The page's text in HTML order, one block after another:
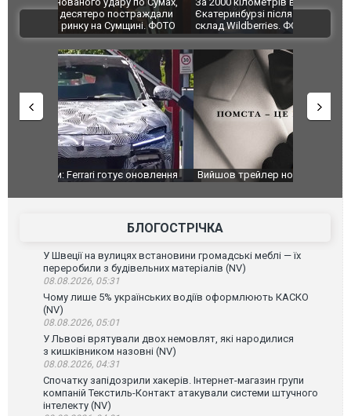
Єкатеринбурзі після атаки дронів загорівся
склад Wildberries. ФОТО. ВІДЕО
ВІДЕО
Вийшов трейлер нової екранізації легендарного
БЛОГОСТРІЧКА
У Швеції на вулицях встановини громадські меблі — їх
переробили з будівельних матеріалів (NV)
08.08.2026, 05:31
Чому лише 5% українських водіїв оформлюють КАСКО
(NV)
08.08.2026, 05:01
У Львові врятували двох немовлят, які народилися
з кишківником назовні (NV)
08.08.2026, 04:31
Спочатку запідозрили хакерів. Інтернет-магазин групи
компаній Текстиль-Контакт атакували системи штучного
інтелекту (NV)